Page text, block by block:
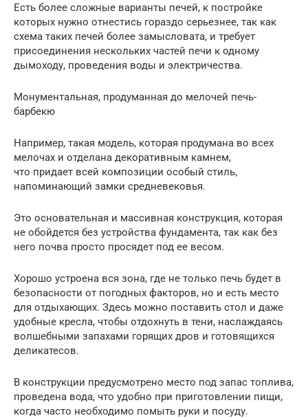
Есть более сложные варианты печей, к постройке
которых нужно отнестись гораздо серьезнее, так как
схема таких печей более замысловата, и требует
присоединения нескольких частей печи к одному
дымоходу, проведения воды и электричества.
Монументальная, продуманная до мелочей печь-
барбекю
Например, такая модель, которая продумана во всех
мелочах и отделана декоративным камнем,
что придает всей композиции особый стиль,
напоминающий замки средневековья.
Это основательная и массивная конструкция, которая
не обойдется без устройства фундамента, так как без
него почва просто просядет под ее весом.
Хорошо устроена вся зона, где не только печь будет в
безопасности от погодных факторов, но и есть место
для отдыхающих. Здесь можно поставить стол и даже
удобные кресла, чтобы отдохнуть в тени, наслаждаясь
волшебными запахами горящих дров и готовящихся
деликатесов.
В конструкции предусмотрено место под запас топлива,
проведена вода, что удобно при приготовлении пищи,
когда часто необходимо помыть руки и посуду.